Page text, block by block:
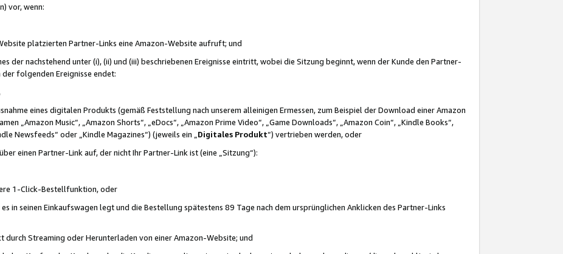
vor, wenn:
platzierten Partner-Links eine Amazon-Website aufruft; und
der nachstehend unter (i), (ii) und (iii) beschriebenen Ereignisse eintritt, wobei die Sitzung beginnt, wenn der Kunde den Partner-
folgenden Ereignisse endet:
eines digitalen Produkts (gemäß Feststellung nach unserem alleinigen Ermessen, zum Beispiel der Download einer Amazon
„Amazon Music“, „Amazon Shorts“, „eDocs“, „Amazon Prime Video“, „Game Downloads“, „Amazon Coin“, „Kindle Books“,
Newsfeeds“ oder „Kindle Magazines“) (jeweils ein „ Digitales Produkt“) vertrieben werden, oder
einen Partner-Link auf, der nicht Ihr Partner-Link ist (eine „Sitzung“):
1-Click-Bestellfunktion, oder
in seinen Einkaufswagen legt und die Bestellung spätestens 89 Tage nach dem ursprünglichen Anklicken des Partner-Links
Streaming oder Herunterladen von einer Amazon-Website; und